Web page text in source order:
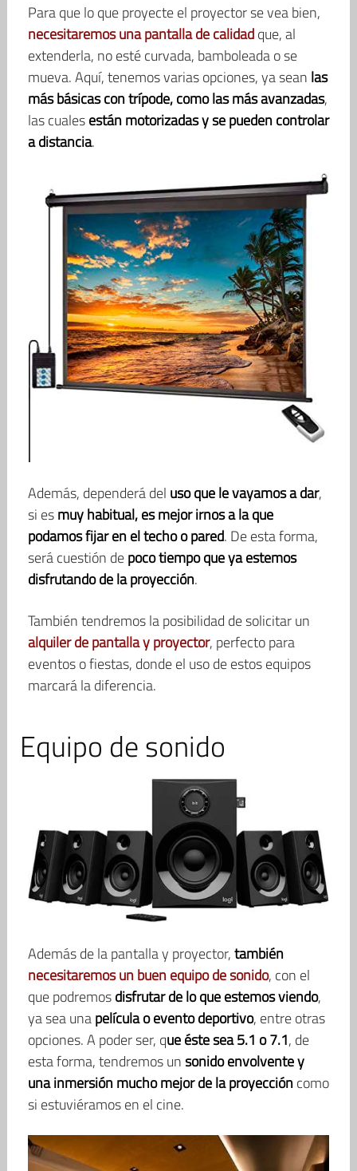
Para que lo que proyecte el proyector se vea bien,
necesitaremos una pantalla de calidadque, al
extenderla, no esté curvada, bamboleada o se
mueva. Aquí, tenemos varias opciones, ya sean las
más básicas con trípode, como las más avanzadas,
las cualesestán motorizadas y se pueden controlar
a distancia.
Además, dependerá del uso que le vayamos a dar,
si esmuy habitual, es mejor irnos a la que
podamos fijar en el techo o pared. De esta forma,
será cuestión depoco tiempo que ya estemos
disfrutando de la proyección.
También tendremos la posibilidad de solicitar un
alquiler de pantalla y proyector, perfecto para
eventos o fiestas, donde el uso de estos equipos
marcará la diferencia.
Equipo de sonido
Además de la pantalla y proyector,también
necesitaremos un buen equipo de sonido, con el
que podremosdisfrutar de lo que estemos viendo,
ya sea unapelícula o evento deportivo, entre otras
opciones. A poder ser, que éste sea 5.1 o 7.1, de
esta forma, tendremos unsonido envolvente y
una inmersión mucho mejor de la proyeccióncomo
si estuviéramos en el cine.